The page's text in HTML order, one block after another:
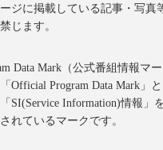
ジに掲載している記事・写真
じます。
Data Mark（公式番組情報マー
Official Program Data Mark」
SI(Service Information)情報」
れているマークです。